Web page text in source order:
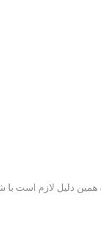
همین دلیل لازم است